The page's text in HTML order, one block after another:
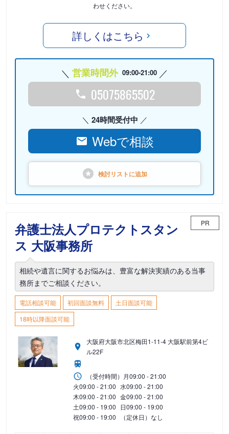
わせください。
詳しくはこちら
営業時間外 09:00-21:00
05075865502
24時間受付中
Webで相談
検討リストに追加
弁護士法人プロテクトスタン
ス 大阪事務所
PR
相続や遺言に関するお悩みは、豊富な解決実績のある当事
務所までご相談ください。
電話相談可能 初回面談無料
土日面談可能
18時以降面談可能
大阪府大阪市北区梅田1-11-4 大阪駅前第4ビ
ル22F
（受付時間） 月09:00 - 21:00
火09:00 - 21:00 水09:00 - 21:00
木09:00 - 21:00 金09:00 - 21:00
土09:00 - 19:00 日09:00 - 19:00
祝09:00 - 19:00 （定休日）なし